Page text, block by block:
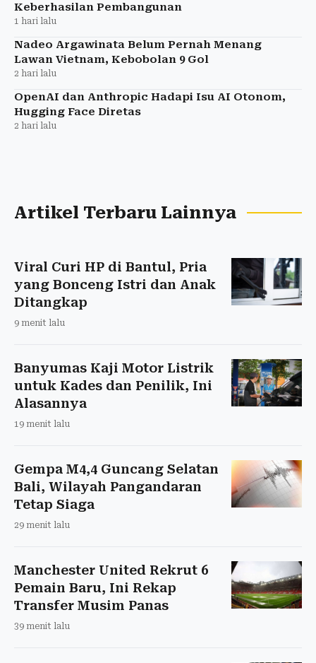
Keberhasilan Pembangunan
1 hari lalu
Nadeo Argawinata Belum Pernah Menang
Lawan Vietnam, Kebobolan 9 Gol
2 hari lalu
OpenAI dan Anthropic Hadapi Isu AI Otonom,
Hugging Face Diretas
2 hari lalu
Artikel Terbaru Lainnya
Viral Curi HP di Bantul, Pria
yang Bonceng Istri dan Anak
Ditangkap
9 menit lalu
Banyumas Kaji Motor Listrik
untuk Kades dan Penilik, Ini
Alasannya
19 menit lalu
Gempa M4,4 Guncang Selatan
Bali, Wilayah Pangandaran
Tetap Siaga
29 menit lalu
Manchester United Rekrut 6
Pemain Baru, Ini Rekap
Transfer Musim Panas
39 menit lalu